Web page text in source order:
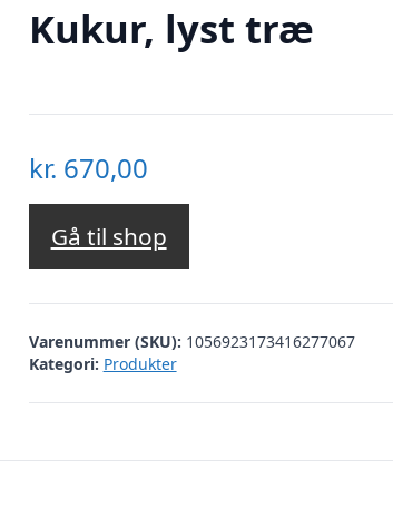
Kukur, lyst træ
kr. 670,00
Gå til shop
Varenummer (SKU): 1056923173416277067
Kategori: Produkter